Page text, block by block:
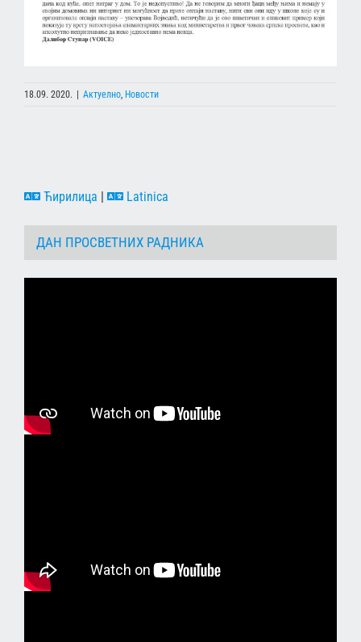
18.09. 2020. Актуелно, Новости
Ћирилица | Latinica
ДАН ПРОСВЕТНИХ РАДНИКА